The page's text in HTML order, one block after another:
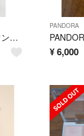
ROYAL PARTY ワンピース
PANDORA
¥6,000